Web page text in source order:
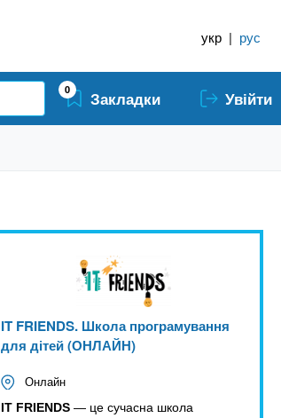
укр | рус
0 Закладки Увійти
IT FRIENDS. Школа програмування
для дітей (ОНЛАЙН)
Онлайн
IT FRIENDS — це сучасна школа